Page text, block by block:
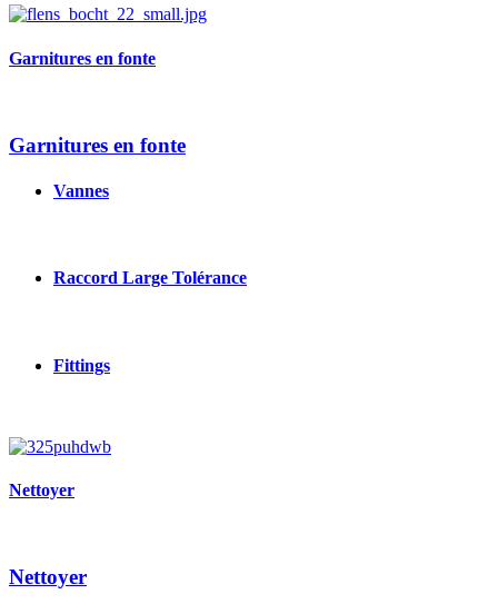
Image
Garnitures en fonte
Garnitures en fonte
Vannes
Raccord Large Tolérance
Fittings
Image
Nettoyer
Nettoyer